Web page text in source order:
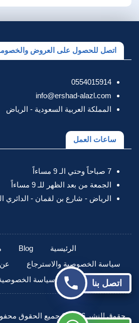
اتصل للحصول على العروض
0554015914
info@ershad-alazl.com
المملكة العربية السعودية - الرياض
ساعات العمل
7 صباحاً وحتي الـ 9 مساءاً
الجمعة من بعد الظهر للـ 9 مساءاً
الرياض - شارع بن لقمان - الدائري
الرئيسية Blog
سياسة الخصوصية والاسترجاع
سياسة
حقوق النشر 2026 © جميع
اتصل بنا